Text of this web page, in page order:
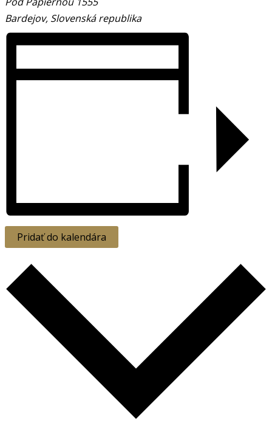
Bardejov, Slovenská republika
Pridať do kalendára